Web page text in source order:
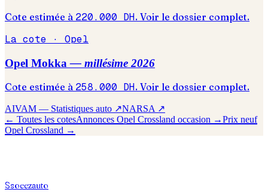
Cote estimée à 220.000 DH. Voir le dossier complet.
La cote · Opel
Opel Mokka — millésime 2026
Cote estimée à 258.000 DH. Voir le dossier complet.
AIVAM — Statistiques auto ↗NARSA ↗
← Toutes les cotesAnnonces Opel Crossland occasion →Prix neuf
Opel Crossland →
Ssoeezauto